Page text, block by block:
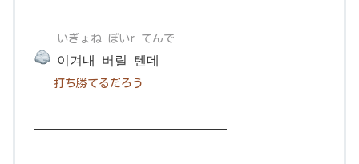
いぎょね ぼいr てんで
이겨내 버릴 텐데
打ち勝てるだろう
———————————————